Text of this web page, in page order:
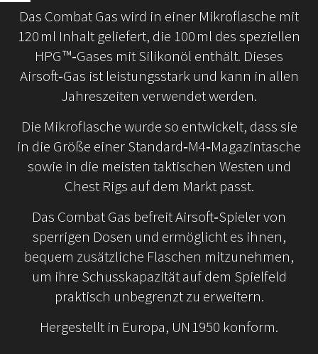
Das Combat Gas wird in einer Mikroflasche mit
120 ml Inhalt geliefert, die 100 ml des speziellen
HPG™‑Gases mit Silikonöl enthält. Dieses
Airsoft‑Gas ist leistungsstark und kann in allen
Jahreszeiten verwendet werden.
Die Mikroflasche wurde so entwickelt, dass sie
in die Größe einer Standard‑M4‑Magazintasche
sowie in die meisten taktischen Westen und
Chest Rigs auf dem Markt passt.
Das Combat Gas befreit Airsoft‑Spieler von
sperrigen Dosen und ermöglicht es ihnen,
bequem zusätzliche Flaschen mitzunehmen,
um ihre Schusskapazität auf dem Spielfeld
praktisch unbegrenzt zu erweitern.
Hergestellt in Europa, UN 1950 konform.